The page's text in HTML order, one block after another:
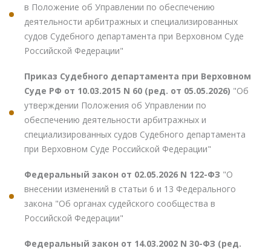
в Положение об Управлении по обеспечению
деятельности арбитражных и специализированных
судов Судебного департамента при Верховном Суде
Российской Федерации"
Приказ Судебного департамента при Верховном
Суде РФ от 10.03.2015 N 60 (ред. от 05.05.2026) "Об
утверждении Положения об Управлении по
обеспечению деятельности арбитражных и
специализированных судов Судебного департамента
при Верховном Суде Российской Федерации"
Федеральный закон от 02.05.2026 N 122-ФЗ "О
внесении изменений в статьи 6 и 13 Федерального
закона "Об органах судейского сообщества в
Российской Федерации"
Федеральный закон от 14.03.2002 N 30-ФЗ (ред.